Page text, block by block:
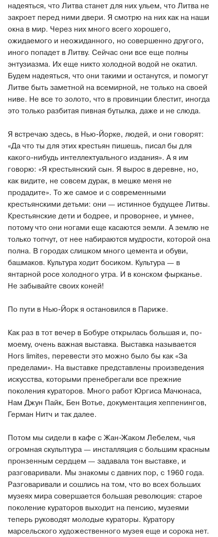
надеяться, что Литва станет для них ульем, что Литва не
закроет перед ними двери. Я смотрю на них как на наши
окна в мир. Через них много всего хорошего,
ожидаемого и неожиданного, но совершенно другого,
иного попадет в Литву. Сейчас они все еще полны
энтузиазма. Их еще никто холодной водой не окатил.
Будем надеяться, что они такими и останутся, и помогут
Литве быть заметной на всемирной, не только на своей
ниве. Не все то золото, что в провинции блестит, иногда
это только разбитая пивная бутылка, даже и не слюда.
Я встречаю здесь, в Нью-Йорке, людей, и они говорят:
«Да что ты для этих крестьян пишешь, писал бы для
какого-нибудь интеллектуального издания». А я им
говорю: «Я крестьянский сын. Я вырос в деревне, но,
как видите, не совсем дурак, в мешке меня не
продадите». То же самое и с современными
крестьянскими детьми: они — истинное будущее Литвы.
Крестьянские дети и бодрее, и проворнее, и умнее,
потому что они ногами еще касаются земли. А землю не
только топчут, от нее набираются мудрости, которой она
полна. В городах слишком много цемента и обуви,
башмаков. Культура ходит босиком. Культура — в
янтарной росе холодного утра. И в конском фырканье.
Не забывайте своих коней!
По пути в Нью-Йорк я остановился в Париже.
Как раз в тот вечер в Бобуре открылась большая и, по-
моему, очень важная выставка. Выставка называется
Hors limites, перевести это можно было бы как «За
пределами». На выставке представлены произведения
искусства, которыми пренебрегали все прежние
поколения кураторов. Много работ Юргиса Мачюнаса,
Нам Джун Пайк, Бен Вотье, документация хеппенингов,
Герман Нитч и так далее.
Потом мы сидели в кафе с Жан-Жаком Лебелем, чья
огромная скульптура — инсталляция с большим красным
пронзенным сердцем — задавала тон выставке, и
разговаривали. Мы знакомы с давних пор, с 1960 года.
Разговаривали и сошлись на том, что во всех больших
музеях мира совершается большая революция: старое
поколение кураторов выходит на пенсию, музеями
теперь руководят молодые кураторы. Куратору
марсельского художественного музея еще и сорока нет.